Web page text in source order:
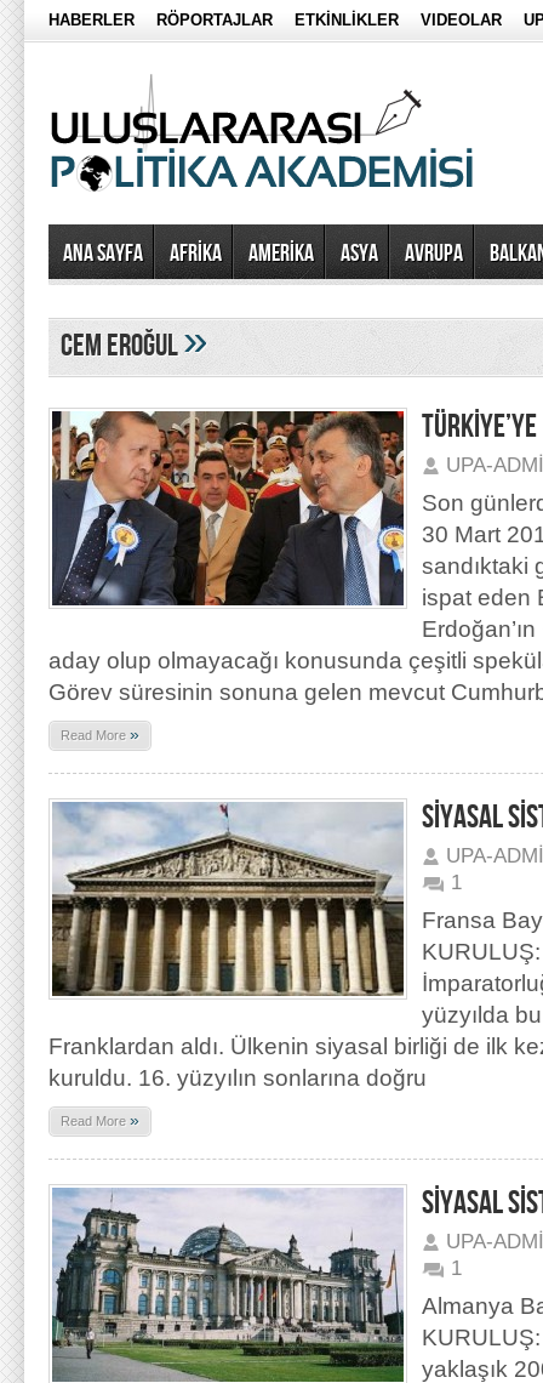
HABERLER RÖPORTAJLAR ETKİNLİKLER VIDEOLAR
Ana Sayfa AFRİKA AMERİKA ASYA AVRUPA
cem eroğul»
UPA-
Son
30 Mart
sandıktaki
ispat eden
aday olup olmayacağı konusunda çeşitli
Görev süresinin sonuna gelen mevcut
Read More »
SİYASAL
UPA-
1
Fransa
yüzyılda
Franklardan aldı. Ülkenin siyasal birliği de ilk
kuruldu. 16. yüzyılın sonlarına doğru
Read More »
SİYASAL
UPA-
1
Almanya
yaklaşık